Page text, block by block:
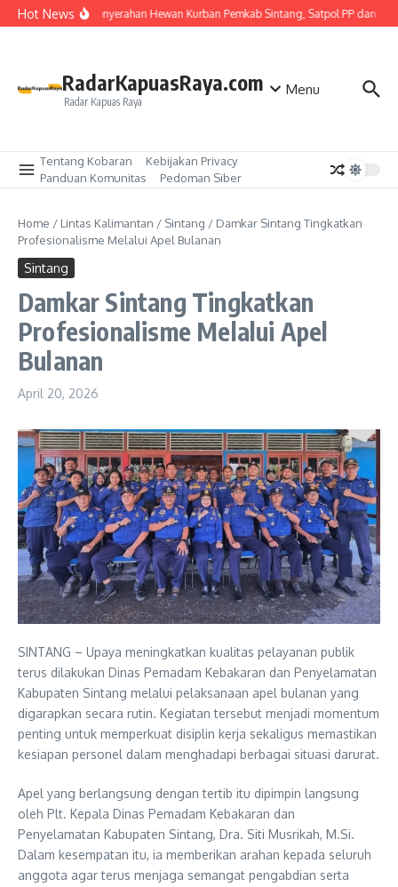
Lewati ke konten
Hot NewsKawal Penyerahan Hewan Kurban Pemkab Sintang, Satpol PP dan
RadarKapuasRaya.com
Radar Kapuas Raya
Menu
Tentang Kobaran
Kebijakan Privacy
Panduan Komunitas
Pedoman Siber
Home / Lintas Kalimantan / Sintang / Damkar Sintang Tingkatkan
Profesionalisme Melalui Apel Bulanan
Sintang
Damkar Sintang Tingkatkan
Profesionalisme Melalui Apel
Bulanan
April 20, 2026
SINTANG – Upaya meningkatkan kualitas pelayanan publik
terus dilakukan Dinas Pemadam Kebakaran dan Penyelamatan
Kabupaten Sintang melalui pelaksanaan apel bulanan yang
digarapkan secara rutin. Kegiatan tersebut menjadi momentum
penting untuk memperkuat disiplin kerja sekaligus memastikan
kesiapan personel dalam menghadapi berbagai situasi darurat.
Apel yang berlangsung dengan tertib itu dipimpin langsung
oleh Plt. Kepala Dinas Pemadam Kebakaran dan
Penyelamatan Kabupaten Sintang, Dra. Siti Musrikah, M.Si.
Dalam kesempatan itu, ia memberikan arahan kepada seluruh
anggota agar terus menjaga semangat pengabdian serta